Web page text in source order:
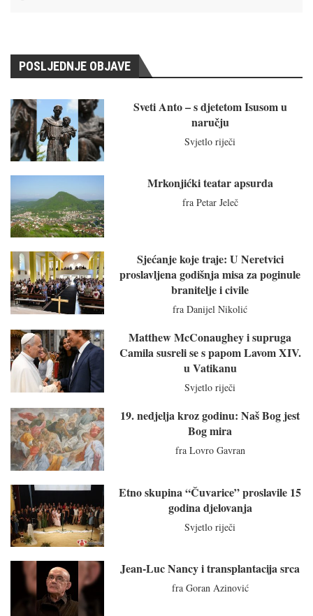
POSLJEDNJE OBJAVE
Sveti Anto – s djetetom Isusom u
naručju
Svjetlo riječi
Mrkonjićki teatar apsurda
fra Petar Jeleč
Sjećanje koje traje: U Neretvici
proslavljena godišnja misa za poginule
branitelje i civile
fra Danijel Nikolić
Matthew McConaughey i supruga
Camila susreli se s papom Lavom XIV.
u Vatikanu
Svjetlo riječi
19. nedjelja kroz godinu: Naš Bog jest
Bog mira
fra Lovro Gavran
Etno skupina “Čuvarice” proslavile 15
godina djelovanja
Svjetlo riječi
Jean-Luc Nancy i transplantacija srca
fra Goran Azinović